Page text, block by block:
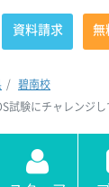
資料請求 無
碧南校
試験にチャレンジし